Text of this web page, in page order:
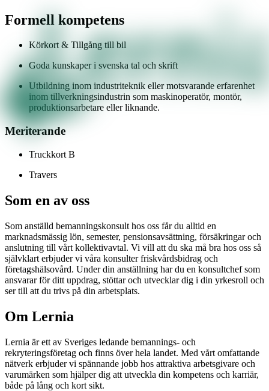
Formell kompetens
Körkort & Tillgång till bil
Goda kunskaper i svenska tal och skrift
Utbildning inom industriteknik eller motsvarande erfarenhet
inom tillverkningsindustrin som maskinoperatör, montör,
produktionsarbetare eller liknande.
Meriterande
Truckkort B
Travers
Som en av oss
Som anställd bemanningskonsult hos oss får du alltid en
marknadsmässig lön, semester, pensionsavsättning, försäkringar och
anslutning till vårt kollektivavtal. Vi vill att du ska må bra hos oss så
självklart erbjuder vi våra konsulter friskvårdsbidrag och
företagshälsovård. Under din anställning har du en konsultchef som
ansvarar för ditt uppdrag, stöttar och utvecklar dig i din yrkesroll och
ser till att du trivs på din arbetsplats.
Om Lernia
Lernia är ett av Sveriges ledande bemannings- och
rekryteringsföretag och finns över hela landet. Med vårt omfattande
nätverk erbjuder vi spännande jobb hos attraktiva arbetsgivare och
varumärken som hjälper dig att utveckla din kompetens och karriär,
både på lång och kort sikt.